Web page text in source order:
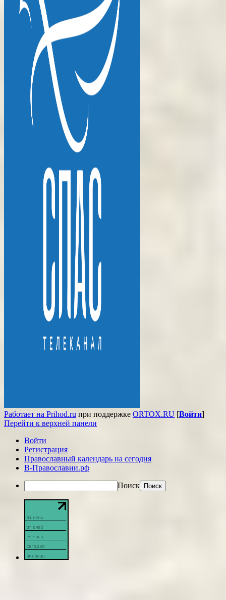
Работает на Prihod.ru при поддержке ORTOX.RU [Войти]
Перейти к верхней панели
Войти
Регистрация
Православный календарь на сегодня
В-Православии.рф
Поиск